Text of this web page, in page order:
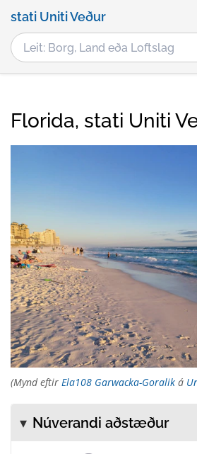
stati Uniti Veður
Florida, stati Uniti
(Mynd eftir Ela108 Garwacka-Goralik á
Núverandi aðstæður